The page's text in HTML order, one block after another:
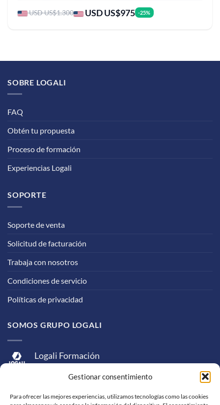
Gestionar consentimiento
Para ofrecer las mejores experiencias, utilizamos tecnologías como las cookies
USD US$1.300 USD US$975 -25%
SOBRE LOGALI
FAQ
Obtén tu propuesta
Proceso de formación
Experiencias Logali
SOPORTE
Soporte de venta
Solicitud de facturación
Trabaja con nosotros
Condiciones de servicio
Políticas de privacidad
SOMOS GRUPO LOGALI
Logali Formación
Logali Consultoría
Logali Ingeniería